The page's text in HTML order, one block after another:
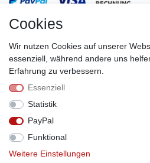
Stephan Roth GmbH
Cookies
Wir nutzen Cookies auf unserer
essenziell, während andere uns
Erfahrung zu verbessern.
Essenziell
Statistik
PayPal
Funktional
Weitere Einstellungen